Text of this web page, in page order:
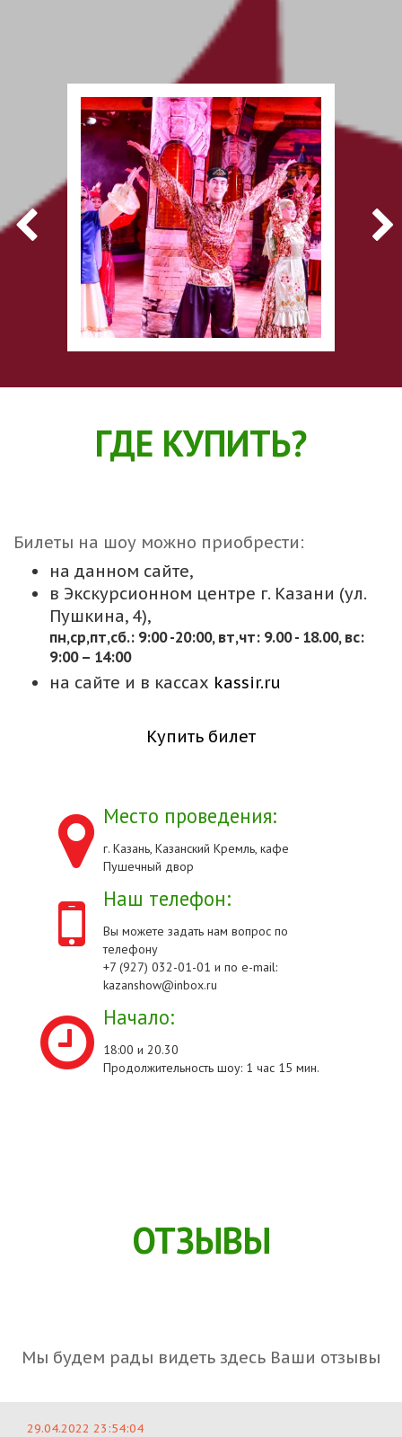
ГДЕ КУПИТЬ?
Билеты на шоу можно приобрести:
на данном сайте,
в Экскурсионном центре г. Казани (ул.
Пушкина, 4),
пн,cр,пт,сб.: 9:00 -20:00, вт,чт: 9.00 - 18.00, вс:
9:00 – 14:00
на сайте и в кассах kassir.ru
Купить билет
Место проведения:
г. Казань, Казанский Кремль, кафе
Пушечный двор
Наш телефон:
Вы можете задать нам вопрос по
телефону
+7 (927) 032-01-01 и по e-mail:
kazanshow@inbox.ru
Начало:
18:00 и 20.30
Продолжительность шоу: 1 час 15 мин.
ОТЗЫВЫ
Мы будем рады видеть здесь Ваши отзывы
29.04.2022 23:54:04